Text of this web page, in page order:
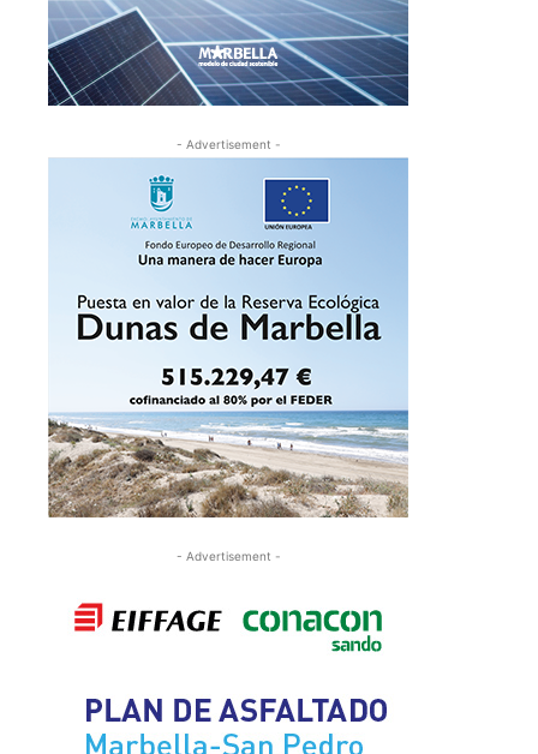
- Advertisement -
- Advertisement -